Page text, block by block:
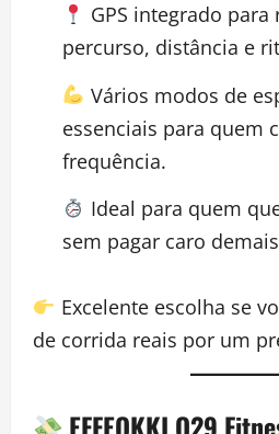
GPS integrado
percurso, distância e
Vários modos de
essenciais para quem
frequência.
Ideal para quem
sem pagar caro
Excelente escolha se
de corrida reais por um